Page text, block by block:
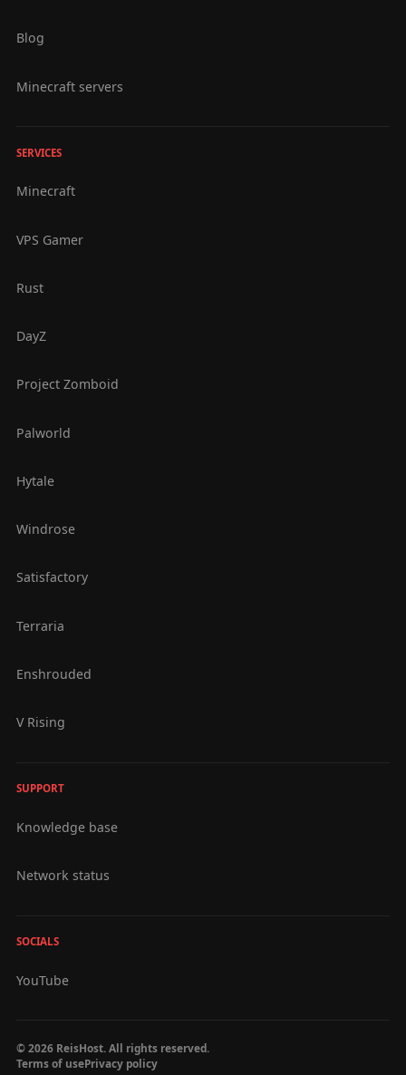
Blog
Minecraft servers
SERVICES
Minecraft
VPS Gamer
Rust
DayZ
Project Zomboid
Palworld
Hytale
Windrose
Satisfactory
Terraria
Enshrouded
V Rising
SUPPORT
Knowledge base
Network status
SOCIALS
YouTube
© 2026 ReisHost. All rights reserved.
Terms of usePrivacy policy